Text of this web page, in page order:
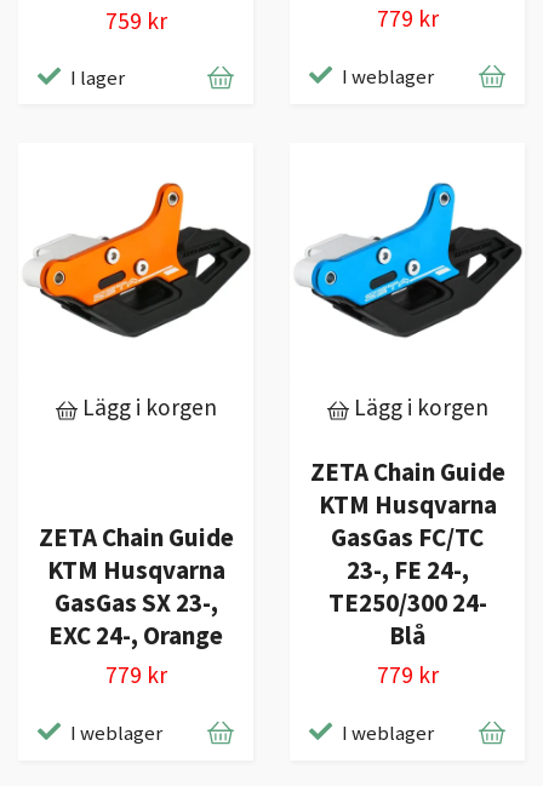
759 kr
I lager
779 kr
I weblager
Lägg i korgen
ZETA Chain Guide
KTM Husqvarna
GasGas SX 23-,
EXC 24-, Orange
779 kr
I weblager
Lägg i korgen
ZETA Chain Guide
KTM Husqvarna
GasGas FC/TC
23-, FE 24-,
TE250/300 24-
Blå
779 kr
I weblager